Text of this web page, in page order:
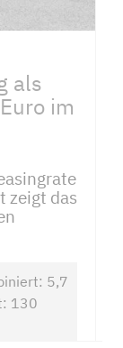
als
im
zeigt das
5,7
130